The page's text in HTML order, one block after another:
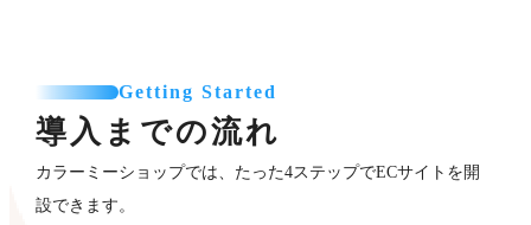
Getting Started
導入までの流れ
カラーミーショップでは、たった4ステップでECサイトを開
設できます。